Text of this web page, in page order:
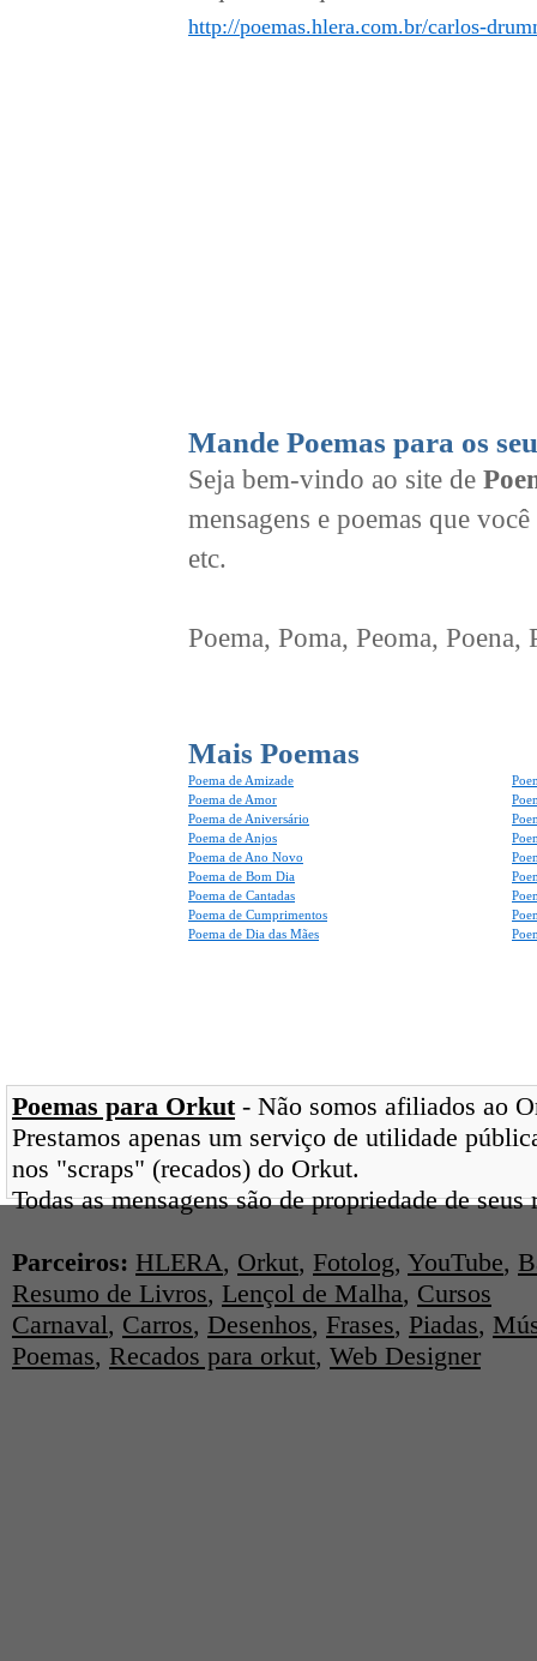
http://poemas.hlera.com.br/carlos-
Mande Poemas para os
Seja bem-vindo ao site de
mensagens e poemas que
etc.
Poema, Poma, Peoma,
Mais Poemas
Poema de Amizade
Poema de Amor
Poema de Aniversário
Poema de Anjos
Poema de Ano Novo
Poema de Bom Dia
Poema de Cantadas
Poema de Cumprimentos
Poema de Dia das Mães
Poemas para Orkut- Não somos afiliados ao
Prestamos apenas um serviço de utilidade
nos "scraps" (recados) do Orkut.
Todas as mensagens são de propriedade de
Parceiros: HLERA, Orkut, Fotolog, YouTube,
Resumo de Livros, Lençol de Malha, Cursos
Carnaval, Carros, Desenhos, Frases, Piadas,
Poemas, Recados para orkut, Web Designer